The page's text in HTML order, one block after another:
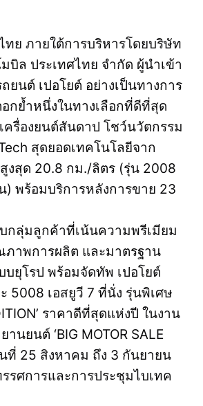
ทย ภายใต้การบริหารโดยบริษัท
บิล ประเทศไทย จำกัด ผู้นำเข้า
ยนต์ เปอโยต์ อย่างเป็นทางการ
กย้ำหนึ่งในทางเลือกที่ดีที่สุด
ครื่องยนต์สันดาป โชว์นวัตกรรม
สุดยอดเทคโนโลยีจาก
งสุด 20.8 กม./ลิตร (รุ่น 2008
) พร้อมบริการหลังการขาย 23
กลุ่มลูกค้าที่เน้นความพรีเมียม
ภาพการผลิต และมาตรฐาน
ยุโรป พร้อมจัดทัพ เปอโยต์
5008 เอสยูวี 7 ที่นั่ง รุ่นพิเศษ
ราคาดีที่สุดแห่งปี ในงาน
นยนต์ ‘BIG MOTOR SALE
ที่ 25 สิงหาคม ถึง 3 กันยายน
ศการและการประชุมไบเทค